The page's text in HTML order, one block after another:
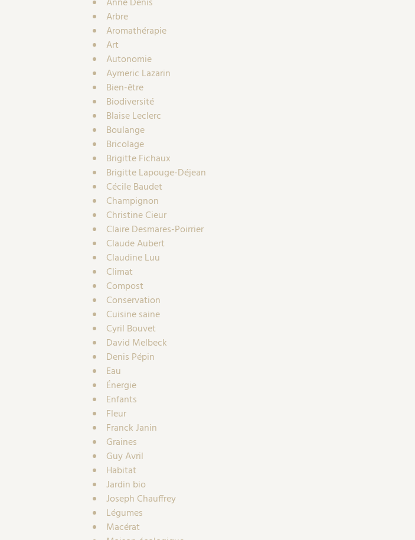
Arbre
Aromathérapie
Art
Autonomie
Aymeric Lazarin
Bien-être
Biodiversité
Blaise Leclerc
Boulange
Bricolage
Brigitte Fichaux
Brigitte Lapouge-Déjean
Cécile Baudet
Champignon
Christine Cieur
Claire Desmares-Poirrier
Claude Aubert
Claudine Luu
Climat
Compost
Conservation
Cuisine saine
Cyril Bouvet
David Melbeck
Denis Pépin
Eau
Énergie
Enfants
Fleur
Franck Janin
Graines
Guy Avril
Habitat
Jardin bio
Joseph Chauffrey
Légumes
Macérat